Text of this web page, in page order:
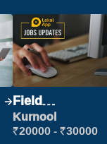
Field
Marketing
Executive
Kurnool
₹20000 - ₹30000